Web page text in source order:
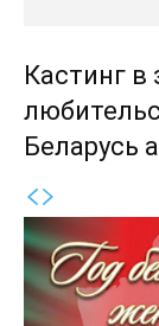
Кастинг в
Беларусь